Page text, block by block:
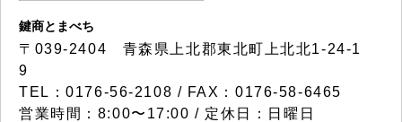
鍵商とまべち
〒039-2404 青森県上北郡東北町上北北1-24-1
9
TEL：0176-56-2108 / FAX：0176-58-6465
営業時間：8:00〜17:00 / 定休日：日曜日